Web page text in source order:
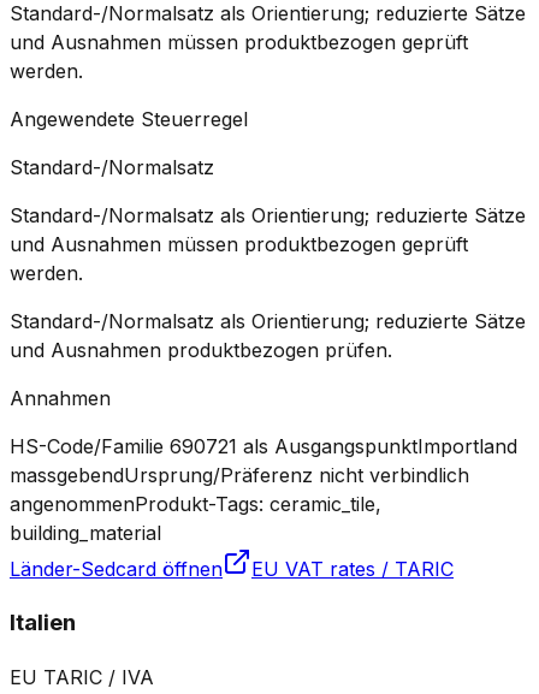
Standard-/Normalsatz als Orientierung; reduzierte Sätze
und Ausnahmen müssen produktbezogen geprüft
werden.
Angewendete Steuerregel
Standard-/Normalsatz
Standard-/Normalsatz als Orientierung; reduzierte Sätze
und Ausnahmen müssen produktbezogen geprüft
werden.
Standard-/Normalsatz als Orientierung; reduzierte Sätze
und Ausnahmen produktbezogen prüfen.
Annahmen
HS-Code/Familie 690721 als AusgangspunktImportland
massgebendUrsprung/Präferenz nicht verbindlich
angenommenProdukt-Tags: ceramic_tile,
building_material
Länder-Sedcard öffnen
EU VAT rates / TARIC
Italien
EU TARIC / IVA